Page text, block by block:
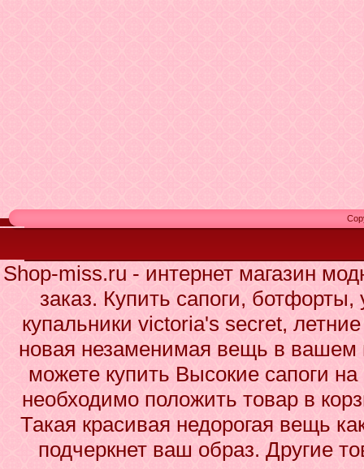
Shop-miss.ru - интернет магазин
заказ. Купить сапоги,
купальники victoria's secret,
новая незаменимая вещь в вашем
можете купить Высокие сапоги
необходимо положить товар в
Такая красивая недорогая вещь
подчеркнет ваш образ. Другие